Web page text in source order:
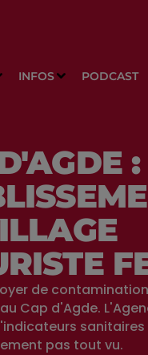
INFOS PODCAST
:
de
Cap d'Agde.
pas tout vu.